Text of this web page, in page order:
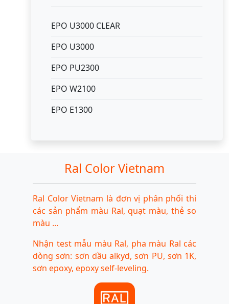
EPO U3000 CLEAR
EPO U3000
EPO PU2300
EPO W2100
EPO E1300
Ral Color Vietnam
Ral Color Vietnam là đơn vị phân phối thi
các sản phẩm màu Ral, quạt màu, thẻ so
màu ...
Nhận test mẫu màu Ral, pha màu Ral các
dòng sơn: sơn dầu alkyd, sơn PU, sơn 1K,
sơn epoxy, epoxy self-leveling.